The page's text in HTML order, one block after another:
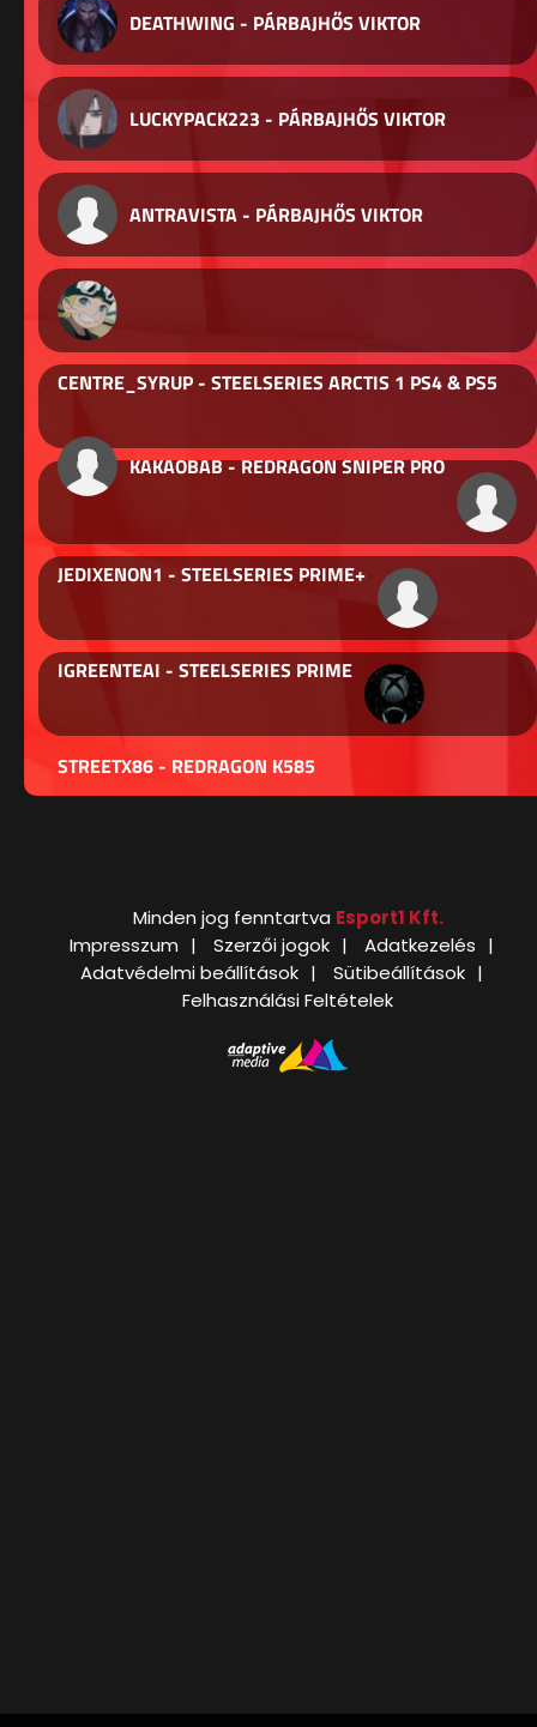
DEATHWING - PÁRBAJHŐS VIKTOR
LUCKYPACK223 - PÁRBAJHŐS VIKTOR
ANTRAVISTA - PÁRBAJHŐS VIKTOR
CENTRE_SYRUP - STEELSERIES ARCTIS 1 PS4 & PS5
KAKAOBAB - REDRAGON SNIPER PRO
JEDIXENON1 - STEELSERIES PRIME+
IGREENTEAI - STEELSERIES PRIME
STREETX86 - REDRAGON K585
Minden jog fenntartva Esport1 Kft.
Impresszum
Szerzői jogok
Adatkezelés
Adatvédelmi beállítások
Sütibeállítások
Felhasználási Feltételek